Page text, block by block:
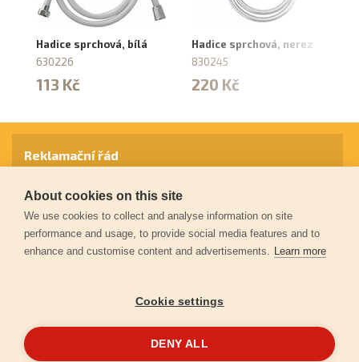
Hadice sprchová, bílá
630226
113 Kč
Hadice sprchová, nerez
830245
220 Kč
© 2026Extol.cz- Všechna práva vyhrazena
Reklamační řád
Záruční podmínky
Ochrana osobních údajů
About cookies on this site
We use cookies to collect and analyse information on site
performance and usage, to provide social media features and to
enhance and customise content and advertisements. Learn more
Cookie settings
DENY ALL